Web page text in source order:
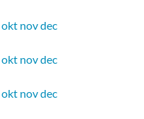
okt novdec
okt novdec
okt novdec